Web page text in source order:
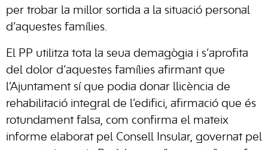
per trobar la millor sortida a la situació personal
d’aquestes famílies.
El PP utilitza tota la seua demagògia i s’aprofita
del dolor d’aquestes famílies afirmant que
l’Ajuntament sí que podia donar llicència de
rehabilitació integral de l’edifici, afirmació que és
rotundament falsa, com confirma el mateix
informe elaborat pel Consell Insular, governat pel